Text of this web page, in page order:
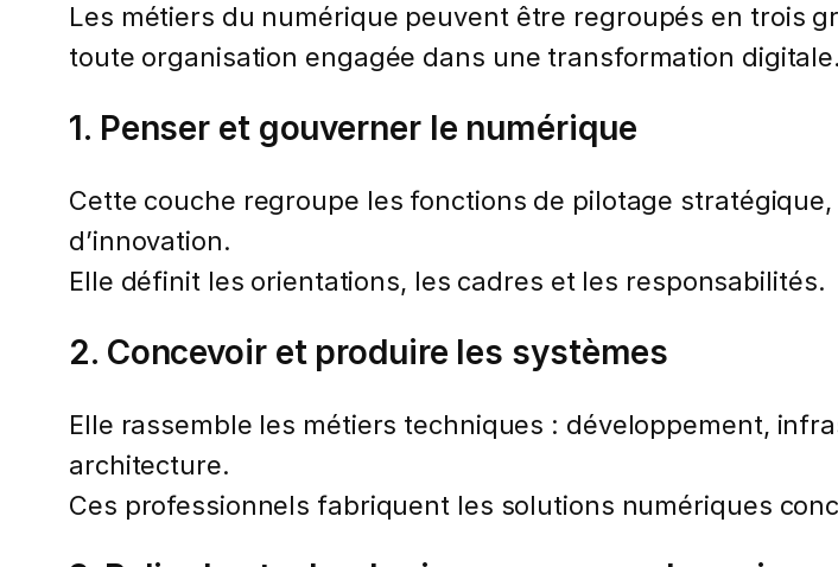
Les métiers du numérique peuvent être regroupés en trois
toute organisation engagée dans une transformation digitale.
1. Penser et gouverner le numérique
Cette couche regroupe les fonctions de pilotage
d’innovation.
Elle définit les orientations, les cadres et les responsabilités.
2. Concevoir et produire les systèmes
Elle rassemble les métiers techniques : développement,
architecture.
Ces professionnels fabriquent les solutions numériques